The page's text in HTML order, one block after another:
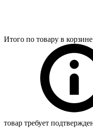
Итого по товару в
товар требует